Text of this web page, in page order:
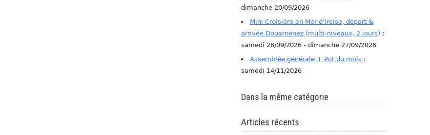
dimanche 20/09/2026
Mini Croisière en Mer d'Iroise, départ &
arrivée Douarnenez (multi-niveaux, 2 jours) :
samedi 26/09/2026 - dimanche 27/09/2026
Assemblée générale + Pot du mois :
samedi 14/11/2026
Dans la même catégorie
Articles récents